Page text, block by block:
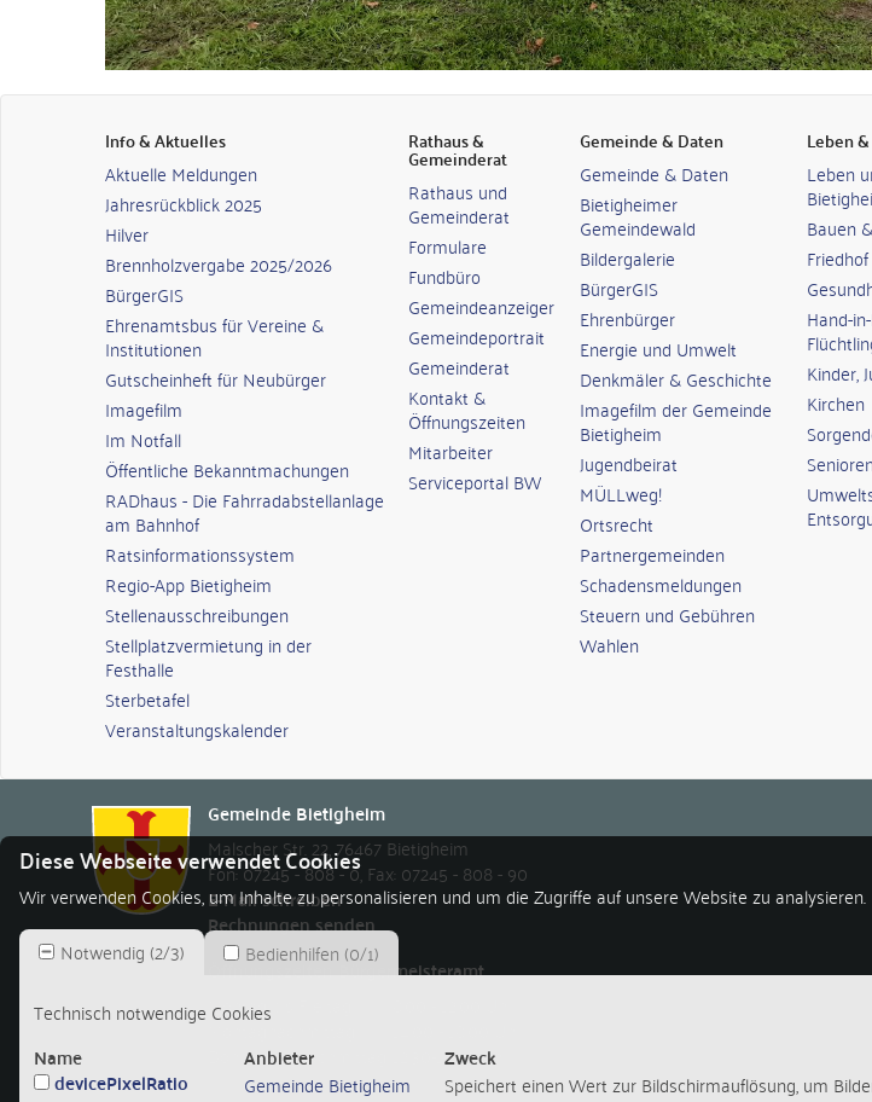
Info & Aktuelles
Aktuelle Meldungen
Jahresrückblick 2025
Hilver
Brennholzvergabe 2025/2026
BürgerGIS
Ehrenamtsbus für Vereine &
Institutionen
Gutscheinheft für Neubürger
Imagefilm
Im Notfall
Öffentliche Bekanntmachungen
RADhaus - Die Fahrradabstellanlage
am Bahnhof
Ratsinformationssystem
Regio-App Bietigheim
Stellenausschreibungen
Stellplatzvermietung in der
Festhalle
Sterbetafel
Veranstaltungskalender
Rathaus &
Gemeinderat
Rathaus und
Gemeinderat
Formulare
Fundbüro
Gemeindeanzeiger
Gemeindeportrait
Gemeinderat
Kontakt &
Öffnungszeiten
Mitarbeiter
Serviceportal BW
Gemeinde & Daten
Gemeinde & Daten
Bietigheimer
Gemeindewald
Bildergalerie
BürgerGIS
Ehrenbürger
Energie und Umwelt
Denkmäler & Geschichte
Imagefilm der Gemeinde
Bietigheim
Jugendbeirat
MÜLLweg!
Ortsrecht
Partnergemeinden
Schadensmeldungen
Steuern und Gebühren
Wahlen
Leben
Leben
Bauen
Friedhof
Hand-
Kinder,
Kirchen
Gemeinde Bietigheim
Malscher Str. 22,76467Bietigheim
Fon: 07245 - 808 - 0, Fax: 07245 - 808 - 90
E-Mail schreiben
Rechnungen senden
Öffnungszeiten Bürgermeisteramt
Montag bis Freitag
Montagnachmittag
Donnerstagnachmittag
12.30-14.30 Uhr
Diese Webseite verwendet Cookies
Wir verwenden Cookies, um Inhalte zu personalisieren und um die Zugriffe auf unsere Website zu analysieren.
Notwendig(2/3) Bedienhilfen (0/1)
Technisch notwendige Cookies
Name Anbieter Zweck
devicePixelRatio Gemeinde Bietigheim Speichert einen Wert zur Bildschirmauflösung, um